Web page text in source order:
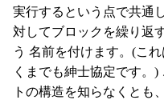
実行するという点で共通
対してブロックを繰り返
う 名前を付けます。(こ
くまでも紳士協定です。
トの構造を知らなくとも